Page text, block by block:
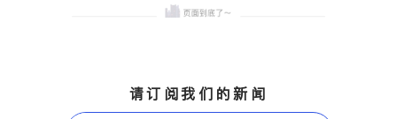
请订阅我们的新闻